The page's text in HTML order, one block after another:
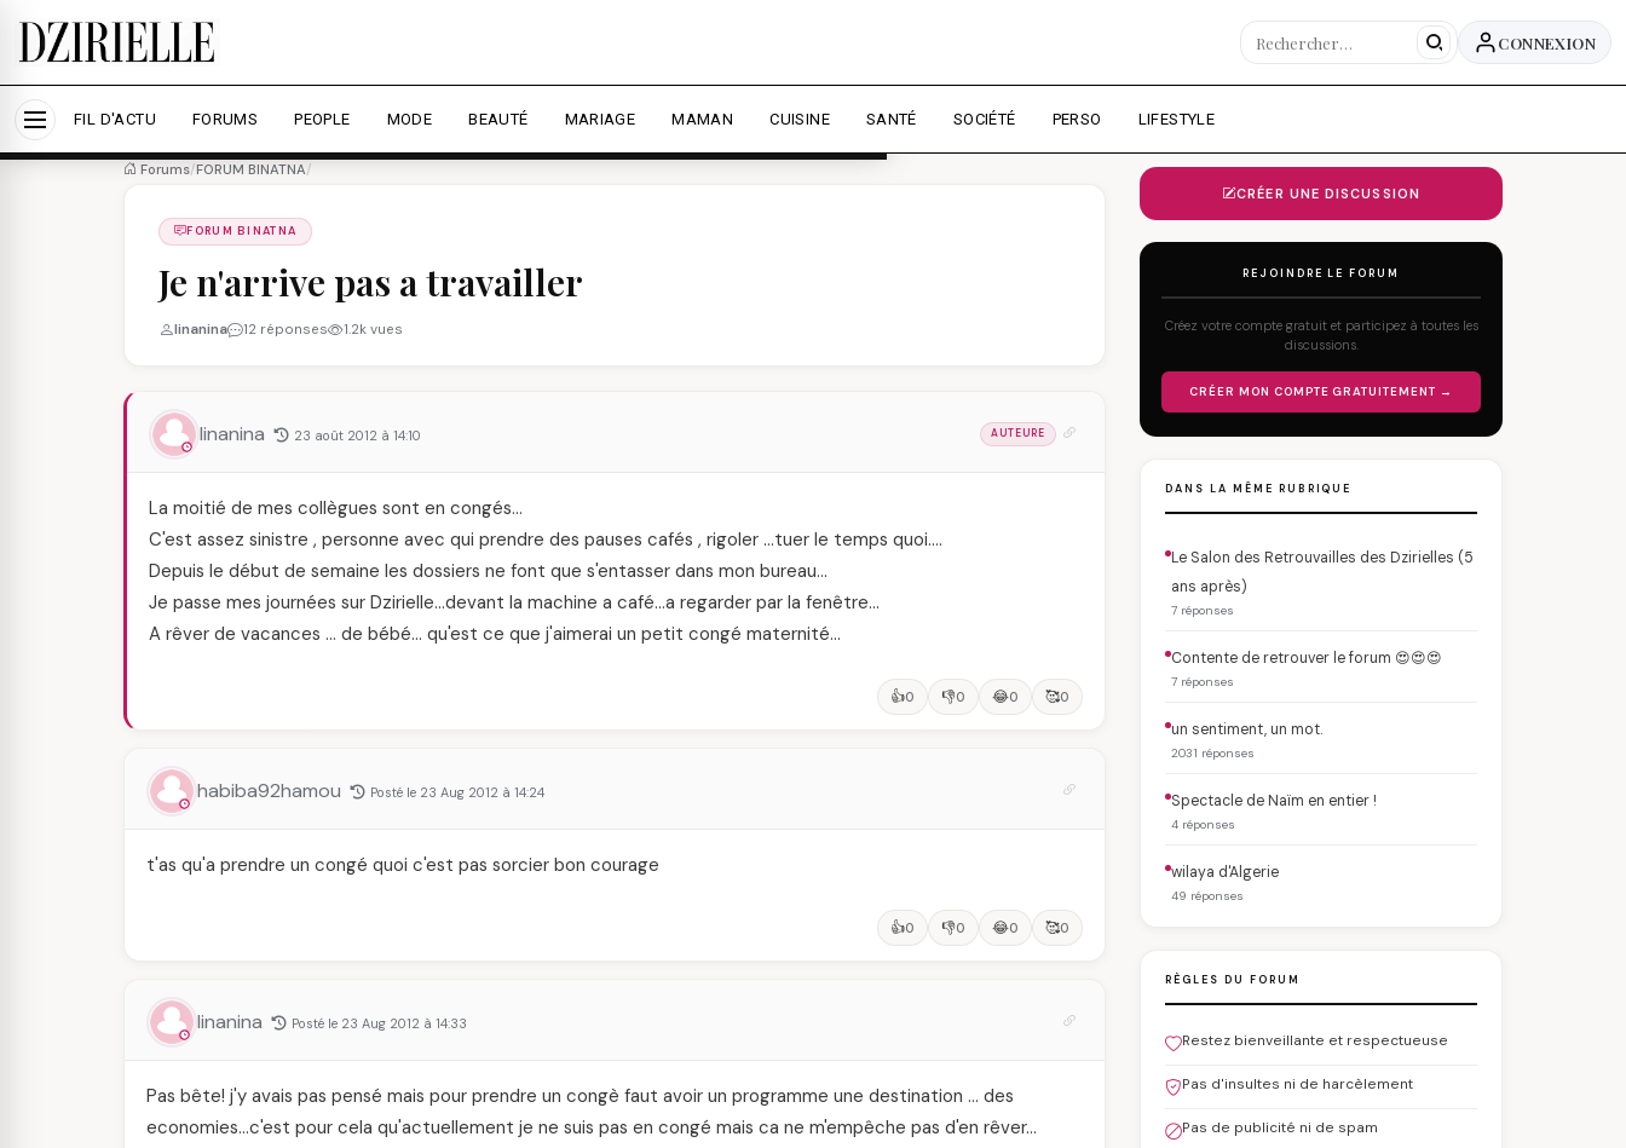
Nous utilisons des cookies pour améliorer votre expérience et mesurer l'audience.
Accepter tout Personnaliser
CONNEXION
FIL D'ACTU FORUMS PEOPLE MODE BEAUTÉ MARIAGE MAMAN CUISINE SANTÉ SOCIÉTÉ PERSO LIFESTYLE
Forums/FORUM BINATNA/
FORUM BINATNA
Je n'arrive pas a travailler
linanina 12 réponses 1.2k vues
linanina 23 août 2012 à 14:10 AUTEURE
La moitié de mes collègues sont en congés…
C'est assez sinistre , personne avec qui prendre des pauses cafés , rigoler …tuer le temps quoi….
Depuis le début de semaine les dossiers ne font que s'entasser dans mon bureau…
Je passe mes journées sur Dzirielle…devant la machine a café…a regarder par la fenêtre…
A rêver de vacances … de bébé… qu'est ce que j'aimerai un petit congé maternité…
👍0 👎0 😂0 🥰0
habiba92hamou Posté le 23 Aug 2012 à 14:24
t'as qu'a prendre un congé quoi c'est pas sorcier bon courage
👍0 👎0 😂0 🥰0
linanina Posté le 23 Aug 2012 à 14:33
Pas bête! j'y avais pas pensé mais pour prendre un congè faut avoir un programme une destination … des
economies…c'est pour cela qu'actuellement je ne suis pas en congé mais ca ne m'empêche pas d'en rêver…
CRÉER UNE DISCUSSION
REJOINDRE LE FORUM
Créez votre compte gratuit et participez à toutes les
discussions.
CRÉER MON COMPTE GRATUITEMENT →
DANS LA MÊME RUBRIQUE
Le Salon des Retrouvailles des Dzirielles (5
ans après)
7 réponses
Contente de retrouver le forum 😍😍😍
7 réponses
un sentiment, un mot.
2031 réponses
Spectacle de Naïm en entier !
4 réponses
wilaya d'Algerie
49 réponses
RÈGLES DU FORUM
Restez bienveillante et respectueuse
Pas d'insultes ni de harcèlement
Pas de publicité ni de spam